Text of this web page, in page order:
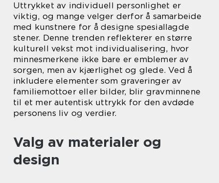
Uttrykket av individuell personlighet er
viktig, og mange velger derfor å samarbeide
med kunstnere for å designe spesiallagde
stener. Denne trenden reflekterer en større
kulturell vekst mot individualisering, hvor
minnesmerkene ikke bare er emblemer av
sorgen, men av kjærlighet og glede. Ved å
inkludere elementer som graveringer av
familiemottoer eller bilder, blir gravminnene
til et mer autentisk uttrykk for den avdøde
personens liv og verdier.
Valg av materialer og
design